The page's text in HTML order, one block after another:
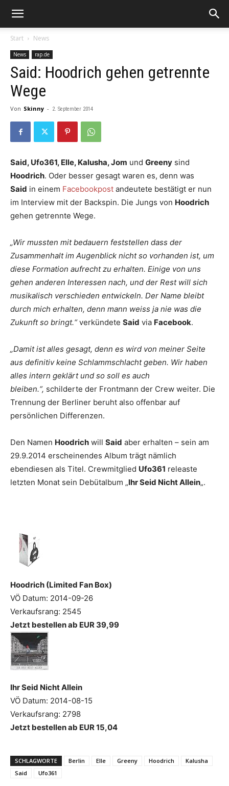
Start News
News rap.de
Said: Hoodrich gehen getrennte
Wege
Von Skinny - 2. September 2014
Said, Ufo361, Elle, Kalusha, Jom und Greeny sind
Hoodrich. Oder besser gesagt waren es, denn was
Said in einem Facebookpost andeutete bestätigt er nun
im Interview mit der Backspin. Die Jungs von Hoodrich
gehen getrennte Wege.
„Wir mussten mit bedauern feststellen dass der
Zusammenhalt im Augenblick nicht so vorhanden ist, um
diese Formation aufrecht zu erhalten. Einige von uns
gehen anderen Interessen nach, und der Rest will sich
musikalisch verschieden entwickeln. Der Name bleibt
durch mich erhalten, denn mann weiss ja nie was die
Zukunft so bringt.“verkündete Said via Facebook.
„Damit ist alles gesagt, denn es wird von meiner Seite
aus definitiv keine Schlammschlacht geben. Wir haben
alles intern geklärt und so soll es auch
bleiben.“, schilderte der Frontmann der Crew weiter. Die
Trennung der Berliner beruht also offenbar auf
persönlichen Differenzen.
Den Namen Hoodrich will Said aber erhalten – sein am
29.9.2014 erscheinendes Album trägt nämlich
ebendiesen als Titel. Crewmitglied Ufo361 releaste
letzten Monat sein Debütalbum „Ihr Seid Nicht Allein„.
Hoodrich (Limited Fan Box)
VÖ Datum: 2014-09-26
Verkaufsrang: 2545
Jetzt bestellen ab EUR 39,99
Ihr Seid Nicht Allein
VÖ Datum: 2014-08-15
Verkaufsrang: 2798
Jetzt bestellen ab EUR 15,04
SCHLAGWORTE Berlin Elle Greeny Hoodrich
Kalusha
Said
Ufo361